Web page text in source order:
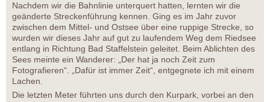
Nachdem wir die Bahnlinie unterquert hatten, lernten wir die
geänderte Streckenführung kennen. Ging es im Jahr zuvor
zwischen dem Mittel- und Ostsee über eine ruppige Strecke, so
wurden wir dieses Jahr auf gut zu laufendem Weg dem Riedsee
entlang in Richtung Bad Staffelstein geleitet. Beim Ablichten des
Sees meinte ein Wanderer: „Der hat ja noch Zeit zum
Fotografieren“. „Dafür ist immer Zeit“, entgegnete ich mit einem
Lachen.
Die letzten Meter führten uns durch den Kurpark, vorbei an den